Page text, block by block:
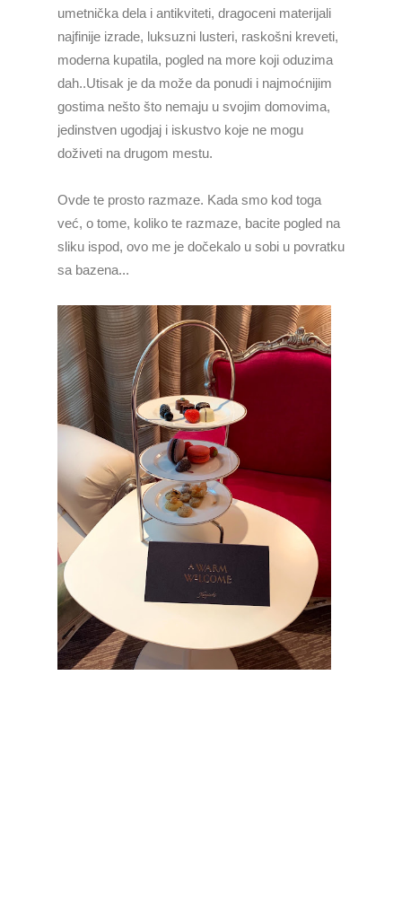
umetnička dela i antikviteti, dragoceni materijali
najfinije izrade, luksuzni lusteri, raskošni kreveti,
moderna kupatila, pogled na more koji oduzima
dah..Utisak je da može da ponudi i najmoćnijim
gostima nešto što nemaju u svojim domovima,
jedinstven ugodjaj i iskustvo koje ne mogu
doživeti na drugom mestu.
Ovde te prosto razmaze. Kada smo kod toga
već, o tome, koliko te razmaze, bacite pogled na
sliku ispod, ovo me je dočekalo u sobi u povratku
sa bazena...